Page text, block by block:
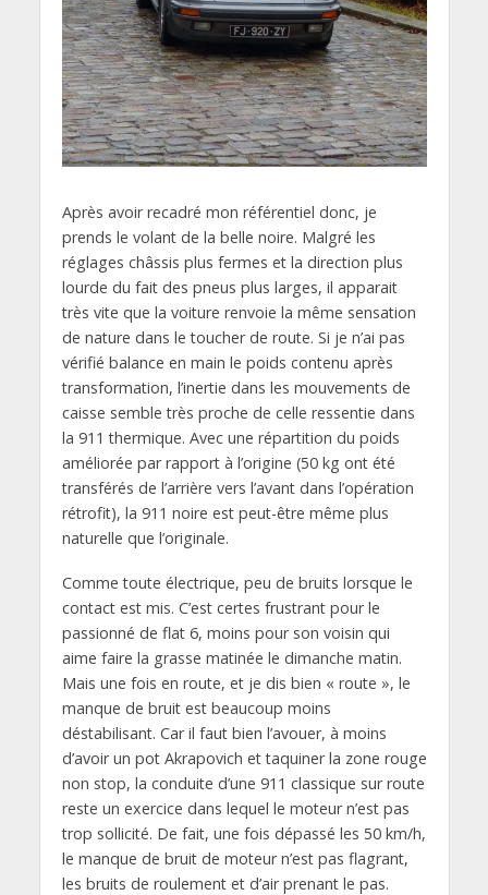
Après avoir recadré mon référentiel donc, je
prends le volant de la belle noire. Malgré les
réglages châssis plus fermes et la direction plus
lourde du fait des pneus plus larges, il apparait
très vite que la voiture renvoie la même sensation
de nature dans le toucher de route. Si je n’ai pas
vérifié balance en main le poids contenu après
transformation, l’inertie dans les mouvements de
caisse semble très proche de celle ressentie dans
la 911 thermique. Avec une répartition du poids
améliorée par rapport à l’origine (50 kg ont été
transférés de l’arrière vers l’avant dans l’opération
rétrofit), la 911 noire est peut-être même plus
naturelle que l’originale.
Comme toute électrique, peu de bruits lorsque le
contact est mis. C’est certes frustrant pour le
passionné de flat 6, moins pour son voisin qui
aime faire la grasse matinée le dimanche matin.
Mais une fois en route, et je dis bien « route », le
manque de bruit est beaucoup moins
déstabilisant. Car il faut bien l’avouer, à moins
d’avoir un pot Akrapovich et taquiner la zone rouge
non stop, la conduite d’une 911 classique sur route
reste un exercice dans lequel le moteur n’est pas
trop sollicité. De fait, une fois dépassé les 50 km/h,
le manque de bruit de moteur n’est pas flagrant,
les bruits de roulement et d’air prenant le pas.